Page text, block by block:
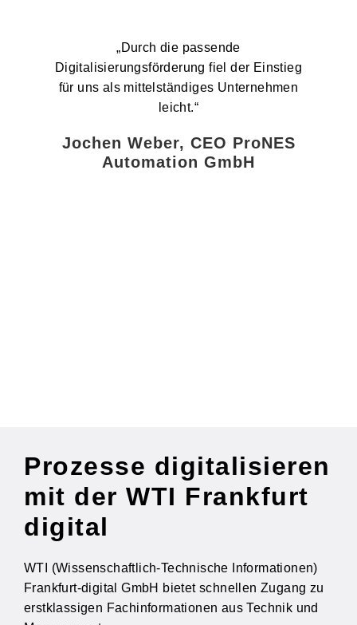
„Durch die passende
Digitalisierungsförderung fiel der Einstieg
für uns als mittelständiges Unternehmen
leicht.“
Jochen Weber, CEO ProNES
Automation GmbH
Prozesse digitalisieren
mit der WTI Frankfurt
digital
WTI (Wissenschaftlich-Technische Informationen)
Frankfurt-digital GmbH bietet schnellen Zugang zu
erstklassigen Fachinformationen aus Technik und